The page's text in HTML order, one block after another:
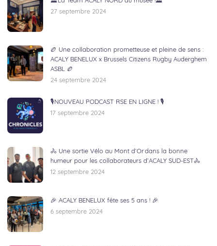
27 septembre 2024
🏉 Une collaboration prometteuse et pleine de sens :
ACALY BENELUX x Brussels Citizens Rugby Auderghem
ASBL 🏉
24 septembre 2024
🎙NOUVEAU PODCAST RSE EN LIGNE ! 🎙
17 septembre 2024
🚴 Une sortie Vélo au Mont d’Or dans la bonne
humeur pour les collaborateurs d’ACALY SUD-EST🚴
12 septembre 2024
🎉 ACALY BENELUX fête ses 5 ans ! 🎉
6 septembre 2024